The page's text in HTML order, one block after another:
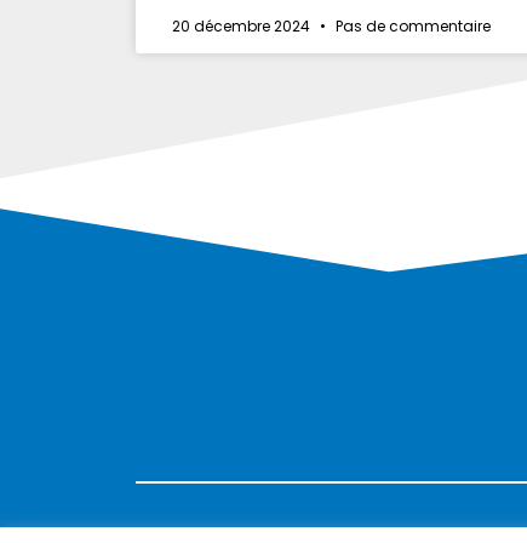
20 décembre 2024 Pas de commentaire